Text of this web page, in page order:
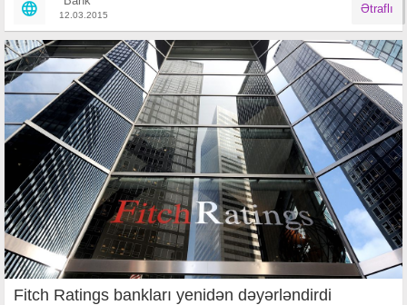
12.03.2015 Ətraflı
Fitch Ratings bankları yenidən dəyərləndirdi